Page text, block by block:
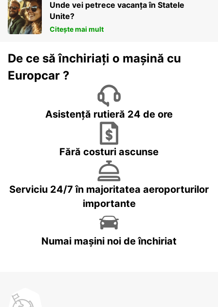
Unde vei petrece vacanța în Statele
Unite?
Citește mai mult
De ce să închiriați o mașină cu
Europcar ?
Asistență rutieră 24 de ore
Fără costuri ascunse
Serviciu 24/7 în majoritatea aeroporturilor
importante
Numai mașini noi de închiriat